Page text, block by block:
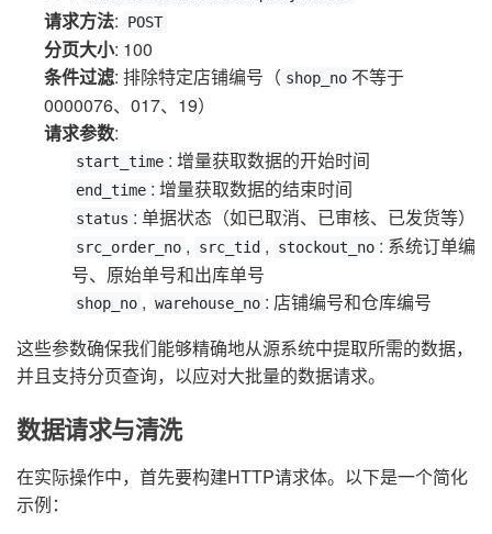
请求方法: POST
分页大小: 100
条件过滤: 排除特定店铺编号（ shop_no 不等于
0000076、017、19）
请求参数:
start_time : 增量获取数据的开始时间
end_time : 增量获取数据的结束时间
status : 单据状态（如已取消、已审核、已发货等）
src_order_no , src_tid , stockout_no : 系统订单编
号、原始单号和出库单号
shop_no , warehouse_no : 店铺编号和仓库编号
这些参数确保我们能够精确地从源系统中提取所需的数据，
并且支持分页查询，以应对大批量的数据请求。
数据请求与清洗
在实际操作中，首先要构建HTTP请求体。以下是一个简化
示例：